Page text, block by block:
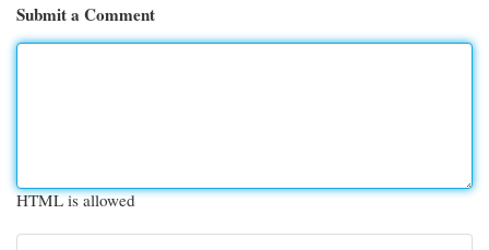
Submit a Comment
HTML is allowed